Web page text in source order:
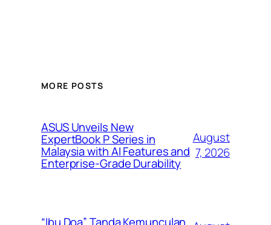
MORE POSTS
ASUS Unveils New
ExpertBook P Series in
Malaysia with AI Features and
Enterprise-Grade Durability
August
7, 2026
“Ibu Doa” Tanda Kemunculan